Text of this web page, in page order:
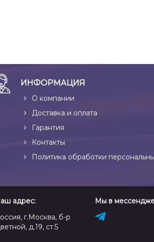
ИНФОРМАЦИЯ
О компании
Доставка и оплата
Гарантия
Контакты
Политика обработки
адрес:
г.Москва, б-р
д.19, ст.5
Мы в